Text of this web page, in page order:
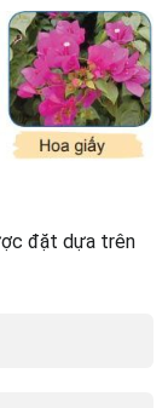
đặt dựa trên